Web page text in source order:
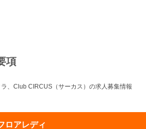
項
、Club CIRCUS（サーカス）の求人募集情報
ロアレディ